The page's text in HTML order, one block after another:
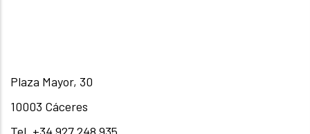
Plaza Mayor, 30
10003 Cáceres